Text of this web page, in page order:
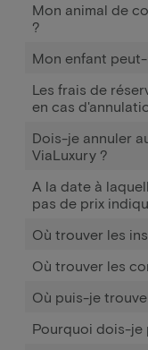
Mon animal de
?
Mon enfant
Les frais de
en cas
Dois-je annuler
ViaLuxury ?
A la date à
pas de prix
Où trouver les
Où trouver les
Où puis-je
Pourquoi dois-je